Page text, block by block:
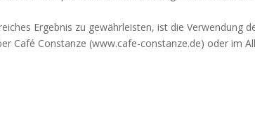
Ergebnis zu gewährleisten, ist die Verwendung
Café Constanze (www.cafe-constanze.de) oder im